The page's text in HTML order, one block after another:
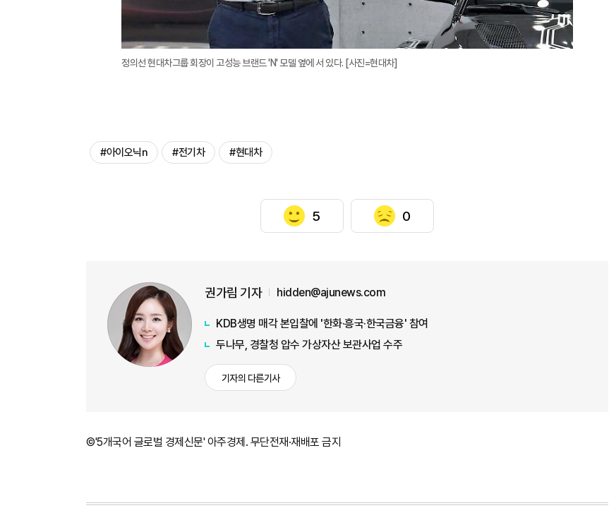
정의선 현대차그룹 회장이 고성능 브랜드 'N' 모델 옆에 서 있다. [사진=현대차]
#아이오닉n #전기차 #현대차
5 0
권가림 기자 hidden@ajunews.com
KDB생명 매각 본입찰에 '한화·흥국·한국금융' 참여
두나무, 경찰청 압수 가상자산 보관사업 수주
기자의 다른기사
©'5개국어 글로벌 경제신문' 아주경제. 무단전재·재배포 금지